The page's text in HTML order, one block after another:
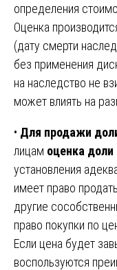
определения
Оценка
(дату смерти
без применения
на наследство не
может влиять на
• Для продажи
лицам оценка доли
установления
имеет право
другие
право покупки по
Если цена будет
воспользуются